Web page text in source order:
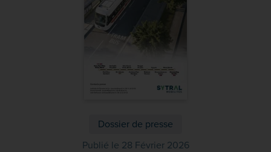
Dossier de presse
Publié le 28 Février 2026